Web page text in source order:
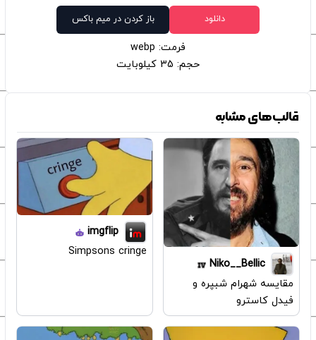
دانلود باز کردن در میم باکس
فرمت: webp
حجم: 35 کیلوبایت
قالب‌های مشابه
Niko__Bellic
مقایسه شهرام شبپره و
فیدل کاسترو
imgflip
Simpsons cringe